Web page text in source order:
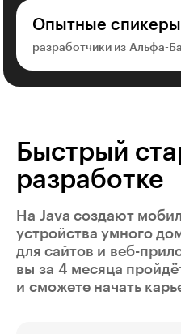
Опытные спикеры
разработчики из Альфа-
Быстрый
разработке
На Java создают
устройства умного
для сайтов и веб-
вы за 4 месяца
и сможете начать